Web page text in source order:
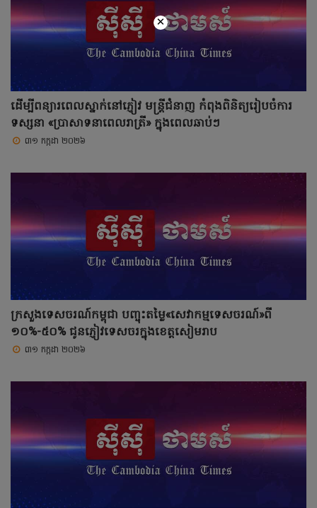
ដើម្បីពន្យារពេលស្នាក់នៅភ្ញៀវ មន្ត្រីជំនាញ កំពុងពិនិត្យរៀបចំការ
ទស្សនា «ប្រាសាទនាពេលរាត្រី» ក្នុងពេលឆាប់ៗ
៣១ កក្កដា ២០២៦
ក្រសួងទេសចរណ៍កម្ពុជា បញ្ចុះតម្លៃ«សេវាកម្មទេសចរណ៍»ពី
១០%-៥០% ជូនភ្ញៀវទេសចរក្នុងខេត្តសៀមរាប
៣១ កក្កដា ២០២៦
×